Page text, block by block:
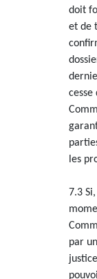
doit
et de
cesse
les
7.3
par